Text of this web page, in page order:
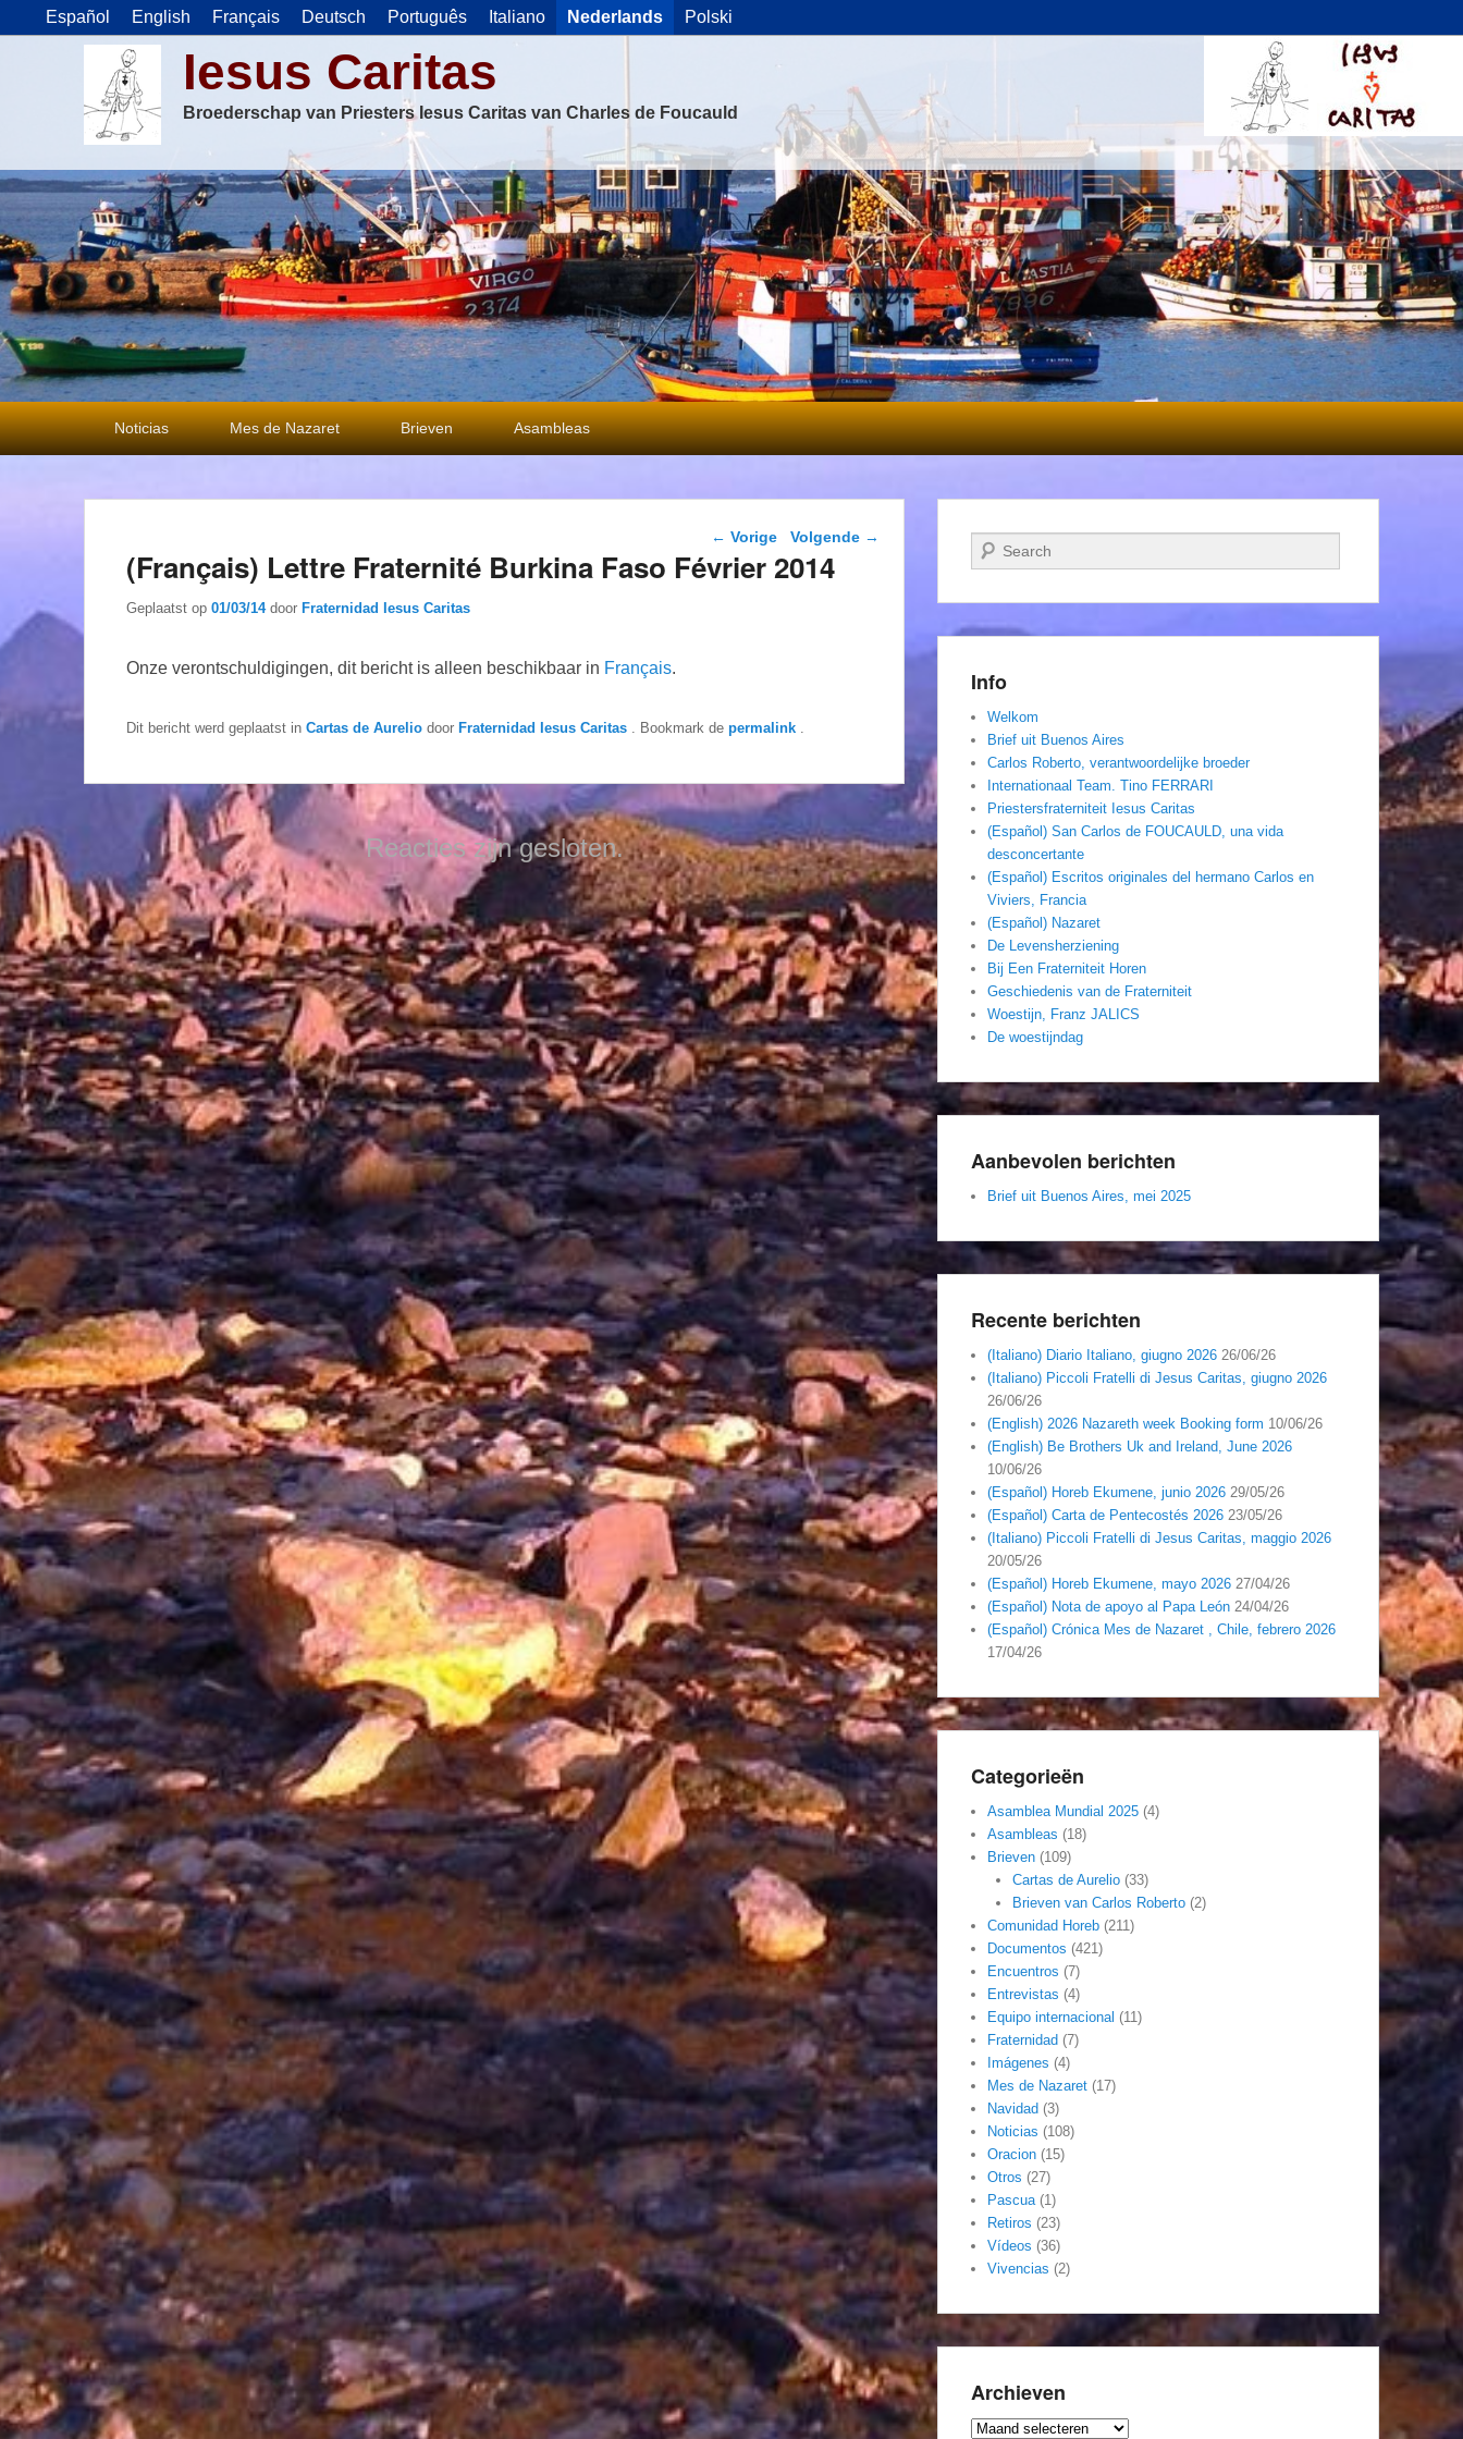
Español English Français Deutsch Português Italiano Nederlands Polski
Iesus Caritas
Broederschap van Priesters Iesus Caritas van Charles de Foucauld
Primair
menu
Noticias Mes de Nazaret Brieven Asambleas
Berichtnavigatie
← Vorige Volgende →
(Français) Lettre Fraternité Burkina Faso Février 2014
Geplaatst op 01/03/14 door Fraternidad Iesus Caritas
Onze verontschuldigingen, dit bericht is alleen beschikbaar in Français.
Dit bericht werd geplaatst in Cartas de Aurelio door Fraternidad Iesus Caritas . Bookmark de permalink
Reacties zijn gesloten.
Zoeken
Info
Welkom
Brief uit Buenos Aires
Carlos Roberto, verantwoordelijke broeder
Internationaal Team. Tino FERRARI
Priestersfraterniteit Iesus Caritas
(Español) San Carlos de FOUCAULD, una vida
desconcertante
(Español) Escritos originales del hermano Carlos en
Viviers, Francia
(Español) Nazaret
De Levensherziening
Bij Een Fraterniteit Horen
Geschiedenis van de Fraterniteit
Woestijn, Franz JALICS
De woestijndag
Aanbevolen berichten
Brief uit Buenos Aires, mei 2025
Recente berichten
(Italiano) Diario Italiano, giugno 2026 26/06/26
(Italiano) Piccoli Fratelli di Jesus Caritas, giugno 2026
26/06/26
(English) 2026 Nazareth week Booking form 10/06/26
(English) Be Brothers Uk and Ireland, June 2026
10/06/26
(Español) Horeb Ekumene, junio 2026 29/05/26
(Español) Carta de Pentecostés 2026 23/05/26
(Italiano) Piccoli Fratelli di Jesus Caritas, maggio 2026
20/05/26
(Español) Horeb Ekumene, mayo 2026 27/04/26
(Español) Nota de apoyo al Papa León 24/04/26
(Español) Crónica Mes de Nazaret , Chile, febrero 2026
17/04/26
Categorieën
Asamblea Mundial 2025 (4)
Asambleas (18)
Brieven (109)
Cartas de Aurelio(33)
Brieven van Carlos Roberto(2)
Comunidad Horeb (211)
Documentos (421)
Encuentros (7)
Entrevistas (4)
Equipo internacional (11)
Fraternidad (7)
Imágenes (4)
Mes de Nazaret (17)
Navidad (3)
Noticias (108)
Oracion (15)
Otros (27)
Pascua(1)
Retiros (23)
Vídeos (36)
Vivencias (2)
Archieven
Archieven